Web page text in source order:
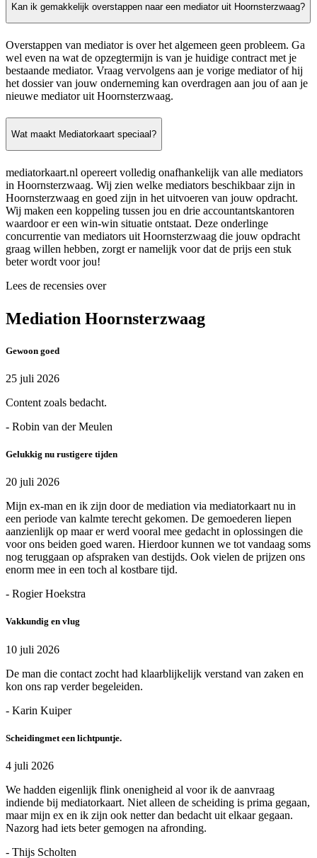
Kan ik gemakkelijk overstappen naar een mediator uit Hoornsterzwaag?
Overstappen van mediator is over het algemeen geen probleem. Ga
wel even na wat de opzegtermijn is van je huidige contract met je
bestaande mediator. Vraag vervolgens aan je vorige mediator of hij
het dossier van jouw onderneming kan overdragen aan jou of aan je
nieuwe mediator uit Hoornsterzwaag.
Wat maakt Mediatorkaart speciaal?
mediatorkaart.nl opereert volledig onafhankelijk van alle mediators
in Hoornsterzwaag. Wij zien welke mediators beschikbaar zijn in
Hoornsterzwaag en goed zijn in het uitvoeren van jouw opdracht.
Wij maken een koppeling tussen jou en drie accountantskantoren
waardoor er een win-win situatie ontstaat. Deze onderlinge
concurrentie van mediators uit Hoornsterzwaag die jouw opdracht
graag willen hebben, zorgt er namelijk voor dat de prijs een stuk
beter wordt voor jou!
Lees de recensies over
Mediation Hoornsterzwaag
Gewoon goed
25 juli 2026
Content zoals bedacht.
- Robin van der Meulen
Gelukkig nu rustigere tijden
20 juli 2026
Mijn ex-man en ik zijn door de mediation via mediatorkaart nu in
een periode van kalmte terecht gekomen. De gemoederen liepen
aanzienlijk op maar er werd vooral mee gedacht in oplossingen die
voor ons beiden goed waren. Hierdoor kunnen we tot vandaag soms
nog teruggaan op afspraken van destijds. Ook vielen de prijzen ons
enorm mee in een toch al kostbare tijd.
- Rogier Hoekstra
Vakkundig en vlug
10 juli 2026
De man die contact zocht had klaarblijkelijk verstand van zaken en
kon ons rap verder begeleiden.
- Karin Kuiper
Scheidingmet een lichtpuntje.
4 juli 2026
We hadden eigenlijk flink onenigheid al voor ik de aanvraag
indiende bij mediatorkaart. Niet alleen de scheiding is prima gegaan,
maar mijn ex en ik zijn ook netter dan bedacht uit elkaar gegaan.
Nazorg had iets beter gemogen na afronding.
- Thijs Scholten